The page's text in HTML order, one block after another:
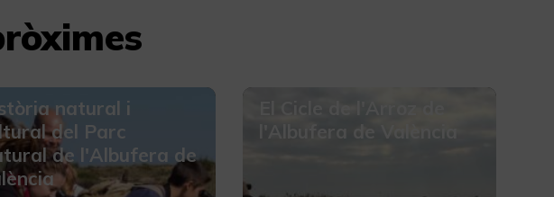
natural i
del Parc
de l'Albufera de